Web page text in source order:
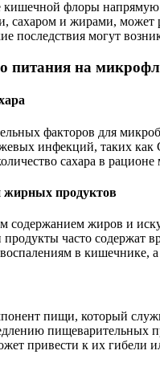
флоры напрямую
сахаром и жирами, может
последствия могут
питания на
факторов для
инфекций, таких как
сахара в
жирных продуктов
жиров и
часто содержат
в кишечнике,
пищи, который
пищеварительных
привести к их